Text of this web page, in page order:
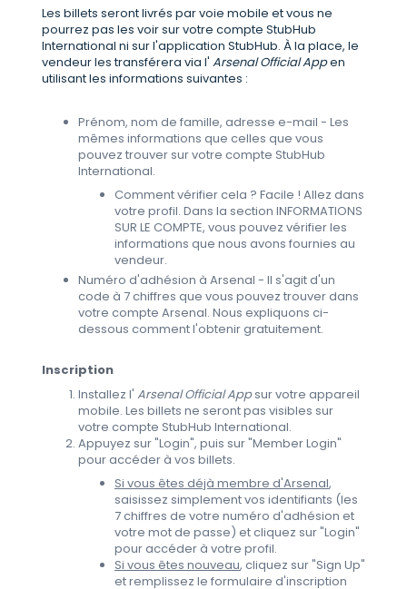
Les billets seront livrés par voie mobile et vous ne
pourrez pas les voir sur votre compte StubHub
International ni sur l'application StubHub. À la place, le
vendeur les transférera via l' Arsenal Official Appen
utilisant les informations suivantes :
Prénom, nom de famille, adresse e-mail - Les
mêmes informations que celles que vous
pouvez trouver sur votre compte StubHub
International.
Comment vérifier cela ? Facile ! Allez dans
votre profil. Dans la section INFORMATIONS
SUR LE COMPTE, vous pouvez vérifier les
informations que nous avons fournies au
vendeur.
Numéro d'adhésion à Arsenal - Il s'agit d'un
code à 7 chiffres que vous pouvez trouver dans
votre compte Arsenal. Nous expliquons ci-
dessous comment l'obtenir gratuitement.
Inscription
Installez l' Arsenal Official Appsur votre appareil
mobile. Les billets ne seront pas visibles sur
votre compte StubHub International.
Appuyez sur "Login", puis sur "Member Login"
pour accéder à vos billets.
Si vous êtes déjà membre d'Arsenal,
saisissez simplement vos identifiants (les
7 chiffres de votre numéro d'adhésion et
votre mot de passe) et cliquez sur "Login"
pour accéder à votre profil.
Si vous êtes nouveau, cliquez sur "Sign Up"
et remplissez le formulaire d'inscription